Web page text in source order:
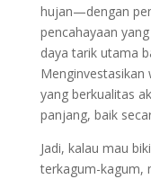
hujan—dengan
pencahayaan
daya tarik utama
Menginvestasikan
yang berkualitas
panjang, baik
Jadi, kalau mau
terkagum-kagum,